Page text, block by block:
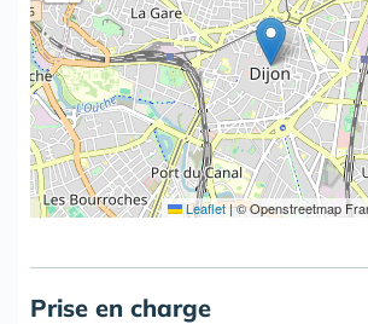
Leaflet|© Openstreetmap
Prise en charge